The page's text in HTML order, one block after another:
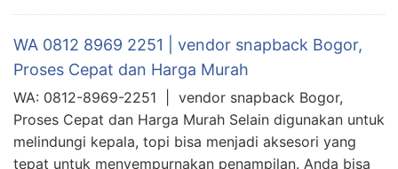
WA 0812 8969 2251 | vendor snapback Bogor,
Proses Cepat dan Harga Murah
WA: 0812-8969-2251 | vendor snapback Bogor,
Proses Cepat dan Harga Murah Selain digunakan untuk
melindungi kepala, topi bisa menjadi aksesori yang
tepat untuk menyempurnakan penampilan. Anda bisa